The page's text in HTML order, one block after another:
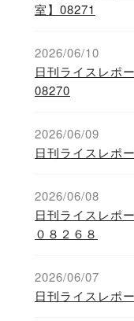
室】08271
2026/06/10
日刊ライスレポ
08270
2026/06/09
日刊ライスレポ
2026/06/08
日刊ライスレポ
０８２６８
2026/06/07
日刊ライスレポ